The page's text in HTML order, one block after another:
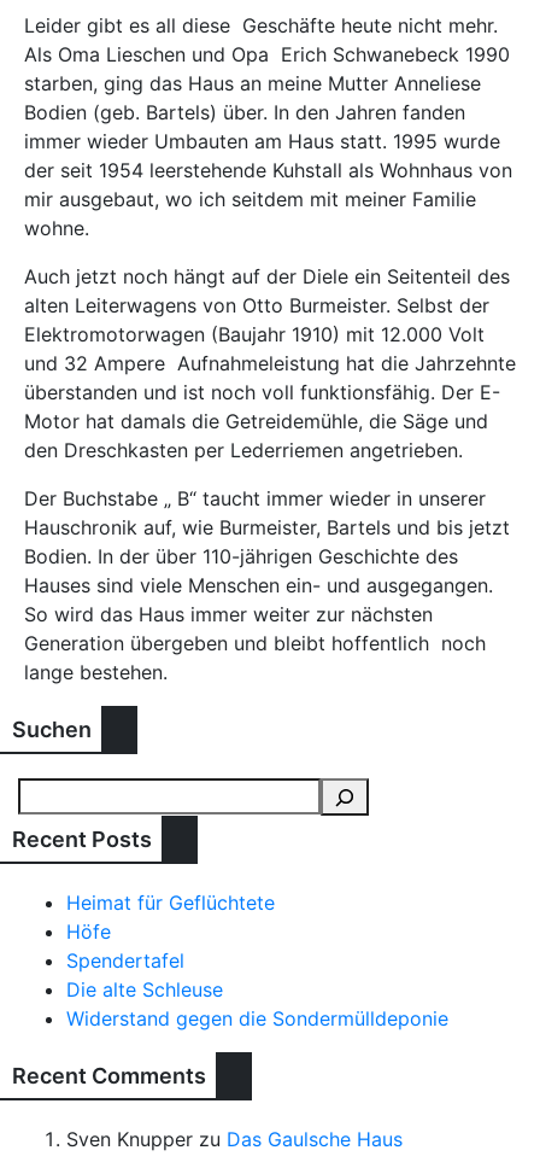
Leider gibt es all diese Geschäfte heute nicht mehr.
Als Oma Lieschen und Opa Erich Schwanebeck 1990
starben, ging das Haus an meine Mutter Anneliese
Bodien (geb. Bartels) über. In den Jahren fanden
immer wieder Umbauten am Haus statt. 1995 wurde
der seit 1954 leerstehende Kuhstall als Wohnhaus von
mir ausgebaut, wo ich seitdem mit meiner Familie
wohne.
Auch jetzt noch hängt auf der Diele ein Seitenteil des
alten Leiterwagens von Otto Burmeister. Selbst der
Elektromotorwagen (Baujahr 1910) mit 12.000 Volt
und 32 Ampere Aufnahmeleistung hat die Jahrzehnte
überstanden und ist noch voll funktionsfähig. Der E-
Motor hat damals die Getreidemühle, die Säge und
den Dreschkasten per Lederriemen angetrieben.
Der Buchstabe „ B“ taucht immer wieder in unserer
Hauschronik auf, wie Burmeister, Bartels und bis jetzt
Bodien. In der über 110-jährigen Geschichte des
Hauses sind viele Menschen ein- und ausgegangen.
So wird das Haus immer weiter zur nächsten
Generation übergeben und bleibt hoffentlich noch
lange bestehen.
Suchen
Recent Posts
Heimat für Geflüchtete
Höfe
Spendertafel
Die alte Schleuse
Widerstand gegen die Sondermülldeponie
Recent Comments
Sven Knupper zu Das Gaulsche Haus